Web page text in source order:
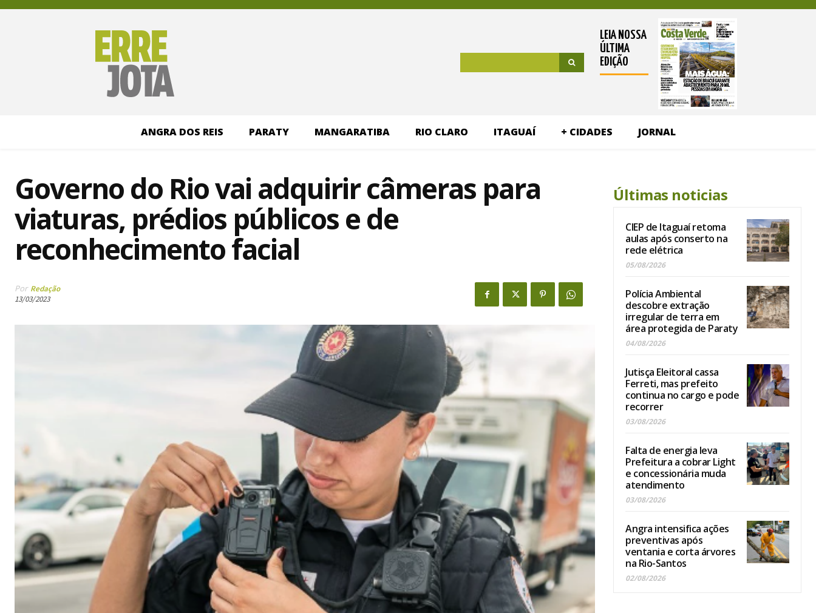
LEIA NOSSA
ÚLTIMA
EDIÇÃO
ANGRA DOS REIS PARATY MANGARATIBA RIO CLARO ITAGUAÍ + CIDADES JORNAL
Governo do Rio vai adquirir câmeras para
viaturas, prédios públicos e de
reconhecimento facial
Por Redação
13/03/2023
Últimas noticias
CIEP de Itaguaí retoma
aulas após conserto na
rede elétrica
05/08/2026
Polícia Ambiental
descobre extração
irregular de terra em
área protegida de Paraty
04/08/2026
Jutisça Eleitoral cassa
Ferreti, mas prefeito
continua no cargo e pode
recorrer
03/08/2026
Falta de energia leva
Prefeitura a cobrar Light
e concessionária muda
atendimento
03/08/2026
Angra intensifica ações
preventivas após
ventania e corta árvores
na Rio-Santos
02/08/2026